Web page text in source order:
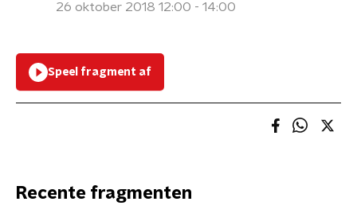
26 oktober 2018 12:00 - 14:00
Speel fragment af
Recente fragmenten